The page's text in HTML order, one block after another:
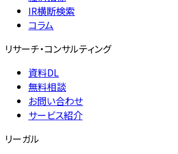
IR横断検索
コラム
リサーチ・コンサルティング
資料DL
無料相談
お問い合わせ
サービス紹介
リーガル